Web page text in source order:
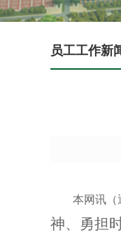
员工工作新
本网讯
神、勇担